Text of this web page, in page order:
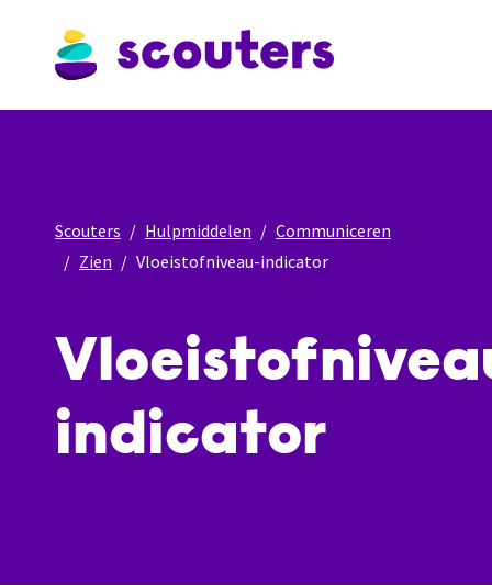
Scouters Hulpmiddelen
Communiceren
Zien
Vloeistofniveau-indicator
indicator